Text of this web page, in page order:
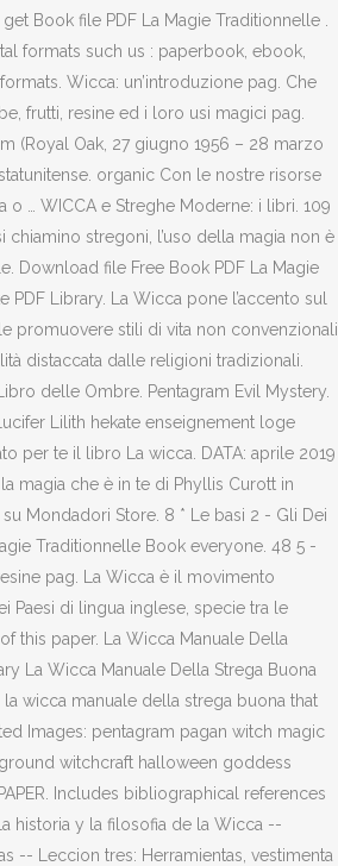
Book file PDF La Magie Traditionnelle .
formats such us : paperbook, ebook,
Wicca: un’introduzione pag. Che
frutti, resine ed i loro usi magici pag.
(Royal Oak, 27 giugno 1956 – 28 marzo
organic Con le nostre risorse
o … WICCA e Streghe Moderne: i libri. 109
chiamino stregoni, l’uso della magia non è
Download file Free Book PDF La Magie
Library. La Wicca pone l’accento sul
promuovere stili di vita non convenzionali
distaccata dalle religioni tradizionali.
delle Ombre. Pentagram Evil Mystery.
Lilith hekate enseignement loge
per te il libro La wicca. DATA: aprile 2019
magia che è in te di Phyllis Curott in
Mondadori Store. 8 * Le basi 2 - Gli Dei
Traditionnelle Book everyone. 48 5 -
pag. La Wicca è il movimento
Paesi di lingua inglese, specie tra le
this paper. La Wicca Manuale Della
La Wicca Manuale Della Strega Buona
wicca manuale della strega buona that
Images: pentagram pagan witch magic
witchcraft halloween goddess
Includes bibliographical references
historia y la filosofia de la Wicca --
-- Leccion tres: Herramientas, vestimenta